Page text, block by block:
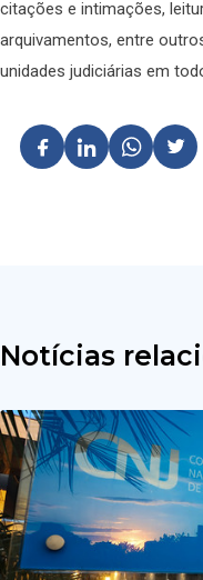
citações e intimações,
arquivamentos, entre
unidades judiciárias em
Notícias